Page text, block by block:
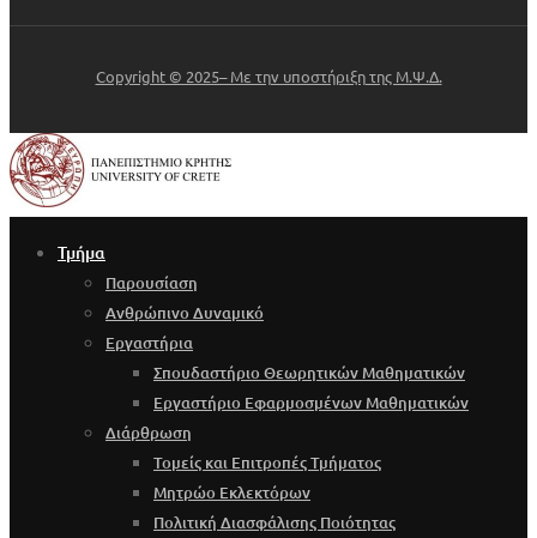
Copyright © 2025– Με την υποστήριξη της Μ.Ψ.Δ.
Τμήμα
Παρουσίαση
Ανθρώπινο Δυναμικό
Εργαστήρια
Σπουδαστήριο Θεωρητικών Μαθηματικών
Εργαστήριο Εφαρμοσμένων Μαθηματικών
Διάρθρωση
Τομείς και Επιτροπές Τμήματος
Μητρώο Εκλεκτόρων
Πολιτική Διασφάλισης Ποιότητας